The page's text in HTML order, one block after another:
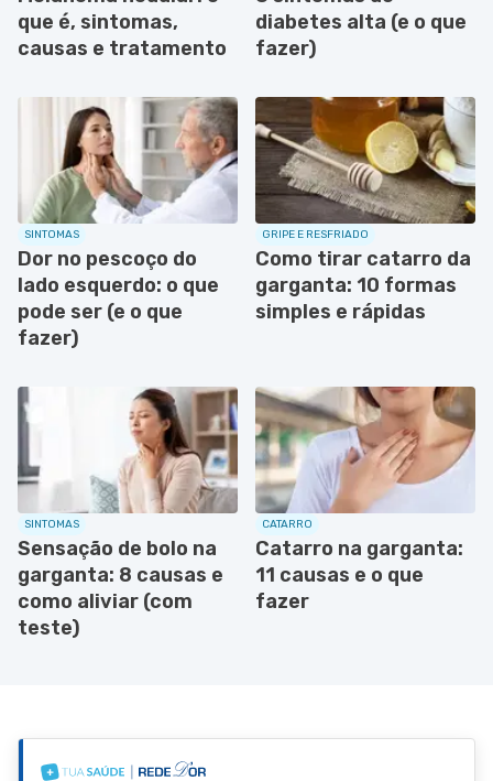
que é, sintomas,
causas e tratamento
diabetes alta (e o que
fazer)
SINTOMAS
Dor no pescoço do
lado esquerdo: o que
pode ser (e o que
fazer)
GRIPE E RESFRIADO
Como tirar catarro da
garganta: 10 formas
simples e rápidas
SINTOMAS
Sensação de bolo na
garganta: 8 causas e
como aliviar (com
teste)
CATARRO
Catarro na garganta:
11 causas e o que
fazer